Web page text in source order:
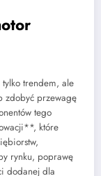
tylko trendem, ale
zdobyć przewagę
tego
które
rynku, poprawę
dodanej dla